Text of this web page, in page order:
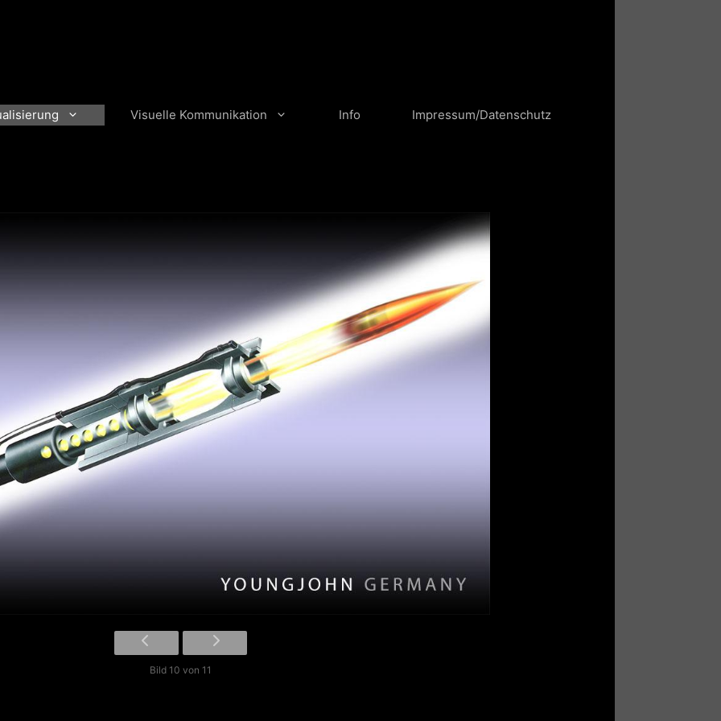
Visuelle Kommunikation Info Impressum/Datenschutz
Bild 10 von 11